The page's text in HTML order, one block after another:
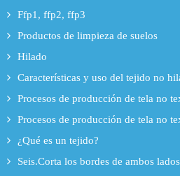
Ffp1, ffp2, ffp3
Productos de limpieza de suelos
Hilado
Características y uso del tejido no
Procesos de producción de tela no
Procesos de producción de tela no
¿Qué es un tejido?
Seis.Corta los bordes de ambos